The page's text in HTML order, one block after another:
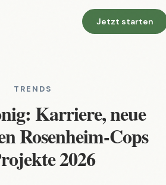
Jetzt starten
TRENDS
Karriere, neue
Rosenheim-Cops
2026